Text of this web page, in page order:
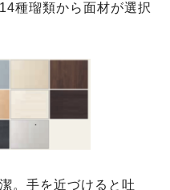
種瑠類から面材が選択
。手を近づけると吐